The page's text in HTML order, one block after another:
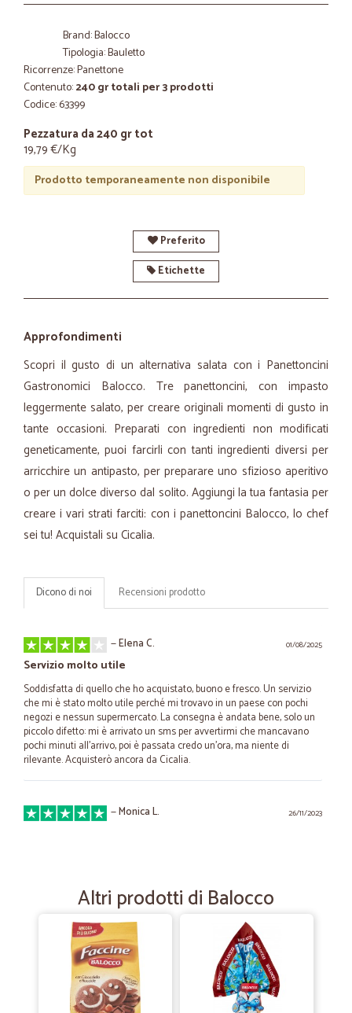
Brand: Balocco
Tipologia: Bauletto
Ricorrenze: Panettone
Contenuto:240 gr totali per 3 prodotti
Codice: 63399
Pezzatura da 240 gr tot
19,79 €/Kg
Prodotto temporaneamente non disponibile
Preferito
Etichette
Approfondimenti
Scopri il gusto di un alternativa salata con i Panettoncini
Gastronomici Balocco. Tre panettoncini, con impasto
leggermente salato, per creare originali momenti di gusto in
tante occasioni. Preparati con ingredienti non modificati
geneticamente, puoi farcirli con tanti ingredienti diversi per
arricchire un antipasto, per preparare uno sfizioso aperitivo
o per un dolce diverso dal solito. Aggiungi la tua fantasia per
creare i vari strati farciti: con i panettoncini Balocco, lo chef
sei tu! Acquistali su Cicalia.
Dicono di noi Recensioni prodotto
01/08/2025
—Elena C.
Servizio molto utile
Soddisfatta di quello che ho acquistato, buono e fresco. Un servizio
che mi è stato molto utile perché mi trovavo in un paese con pochi
negozi e nessun supermercato. La consegna è andata bene, solo un
piccolo difetto: mi è arrivato un sms per avvertirmi che mancavano
pochi minuti all'arrivo, poi è passata credo un'ora, ma niente di
rilevante. Acquisterò ancora da Cicalia.
26/11/2023
—Monica L.
—Claudio P.
Buon acquisto
Nessun problema per la spedizione perchè molto chiara ma purtroppo
parte della merce, quando è arrivata, era rovinata. I peperoncini buoni
ma credevo fossero più...."piccanti". Nel complesso comunque anche
visti i prezzi ottimi un buon acquisto.
Altri prodotti di Balocco